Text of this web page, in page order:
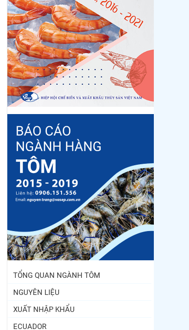
TỔNG QUAN NGÀNH TÔM
NGUYÊN LIỆU
XUẤT NHẬP KHẨU
ECUADOR